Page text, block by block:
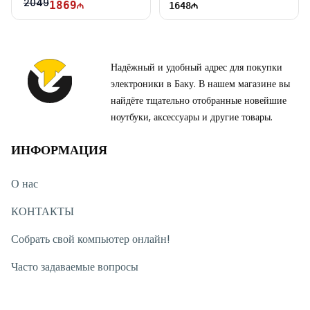
20491869 1648
Надёжный и удобный адрес для покупки
электроники в Баку. В нашем магазине вы
найдёте тщательно отобранные новейшие
ноутбуки, аксессуары и другие товары.
ИНФОРМАЦИЯ
О нас
КОНТАКТЫ
Собрать свой компьютер онлайн!
Часто задаваемые вопросы